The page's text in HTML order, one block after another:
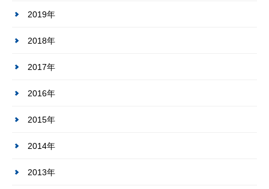
2019年
2018年
2017年
2016年
2015年
2014年
2013年